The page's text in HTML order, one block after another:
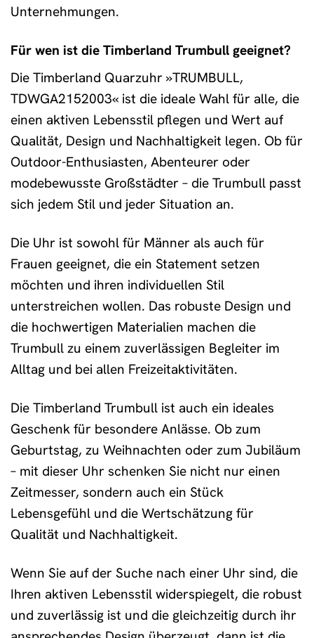
Unternehmungen.
Für wen ist die Timberland Trumbull geeignet?
Die Timberland Quarzuhr »TRUMBULL,
TDWGA2152003« ist die ideale Wahl für alle, die
einen aktiven Lebensstil pflegen und Wert auf
Qualität, Design und Nachhaltigkeit legen. Ob für
Outdoor-Enthusiasten, Abenteurer oder
modebewusste Großstädter – die Trumbull passt
sich jedem Stil und jeder Situation an.
Die Uhr ist sowohl für Männer als auch für
Frauen geeignet, die ein Statement setzen
möchten und ihren individuellen Stil
unterstreichen wollen. Das robuste Design und
die hochwertigen Materialien machen die
Trumbull zu einem zuverlässigen Begleiter im
Alltag und bei allen Freizeitaktivitäten.
Die Timberland Trumbull ist auch ein ideales
Geschenk für besondere Anlässe. Ob zum
Geburtstag, zu Weihnachten oder zum Jubiläum
– mit dieser Uhr schenken Sie nicht nur einen
Zeitmesser, sondern auch ein Stück
Lebensgefühl und die Wertschätzung für
Qualität und Nachhaltigkeit.
Wenn Sie auf der Suche nach einer Uhr sind, die
Ihren aktiven Lebensstil widerspiegelt, die robust
und zuverlässig ist und die gleichzeitig durch ihr